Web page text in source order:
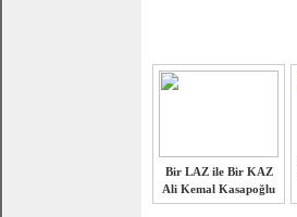
Bir LAZ ile Bir KAZ
Ali Kemal Kasapoğlu